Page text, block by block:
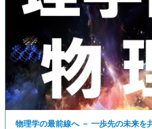
物理学の最前線へ － 一歩先の未来を